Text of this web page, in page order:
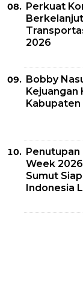
Perkuat
2026
Bobby
Kejuangan
Penutupan
Week
Sumut
Indonesia